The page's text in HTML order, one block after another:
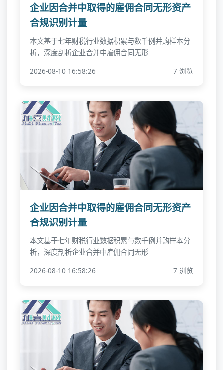
企业因合并中取得的雇佣合同无形资产
合规识别计量
本文基于七年财税行业数据积累与数千例并购样本分
析，深度剖析企业合并中雇佣合同无形
2026-08-10 16:58:26
7 浏览
企业因合并中取得的雇佣合同无形资产
合规识别计量
本文基于七年财税行业数据积累与数千例并购样本分
析，深度剖析企业合并中雇佣合同无形
2026-08-10 16:58:26
7 浏览